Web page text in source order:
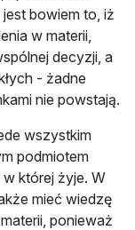
bowiem to, iż
w materii,
decyzji, a
- żadne
nie powstają.
wszystkim
podmiotem
której żyje. W
mieć wiedzę
ponieważ